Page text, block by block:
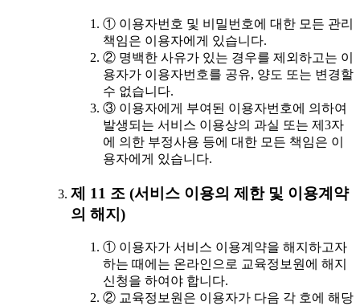
① 이용자번호 및 비밀번호에 대한 모든 관리
책임은 이용자에게 있습니다.
② 명백한 사유가 있는 경우를 제외하고는 이
용자가 이용자번호를 공유, 양도 또는 변경할
수 없습니다.
③ 이용자에게 부여된 이용자번호에 의하여
발생되는 서비스 이용상의 과실 또는 제3자
에 의한 부정사용 등에 대한 모든 책임은 이
용자에게 있습니다.
제 11 조 (서비스 이용의 제한 및 이용계약
의 해지)
① 이용자가 서비스 이용계약을 해지하고자
하는 때에는 온라인으로 교육정보원에 해지
신청을 하여야 합니다.
② 교육정보원은 이용자가 다음 각 호에 해당